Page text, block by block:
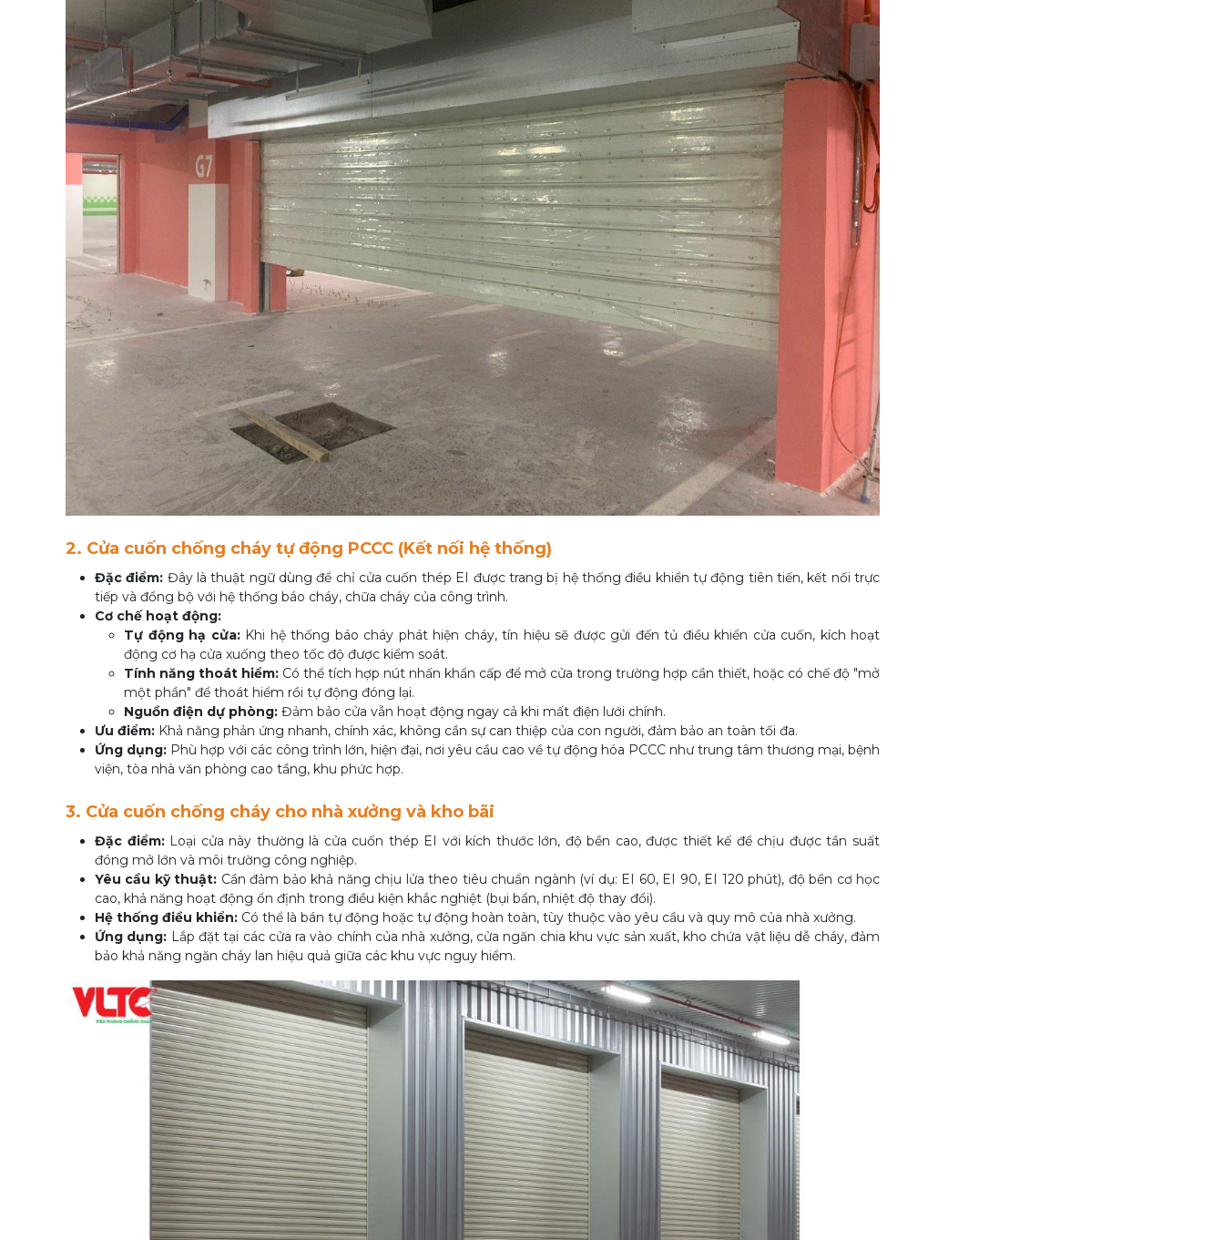
2. Cửa cuốn chống cháy tự động PCCC (Kết nối hệ thống)
Đặc điểm: Đây là thuật ngữ dùng để chỉ cửa cuốn thép EI được trang bị hệ thống điều khiển tự động tiên tiến, kết nối trực
tiếp và đồng bộ với hệ thống báo cháy, chữa cháy của công trình.
Cơ chế hoạt động:
Tự động hạ cửa:Khi hệ thống báo cháy phát hiện cháy, tín hiệu sẽ được gửi đến tủ điều khiển cửa cuốn, kích hoạt
động cơ hạ cửa xuống theo tốc độ được kiểm soát.
Tính năng thoát hiểm: Có thể tích hợp nút nhấn khẩn cấp để mở cửa trong trường hợp cần thiết, hoặc có chế độ "mở
một phần" để thoát hiểm rồi tự động đóng lại.
Nguồn điện dự phòng: Đảm bảo cửa vẫn hoạt động ngay cả khi mất điện lưới chính.
Ưu điểm: Khả năng phản ứng nhanh, chính xác, không cần sự can thiệp của con người, đảm bảo an toàn tối đa.
Ứng dụng: Phù hợp với các công trình lớn, hiện đại, nơi yêu cầu cao về tự động hóa PCCC như trung tâm thương mại, bệnh
viện, tòa nhà văn phòng cao tầng, khu phức hợp.
3. Cửa cuốn chống cháy cho nhà xưởng và kho bãi
Đặc điểm:Loại cửa này thường là cửa cuốn thép EI với kích thước lớn, độ bền cao, được thiết kế để chịu được tần suất
đóng mở lớn và môi trường công nghiệp.
Yêu cầu kỹ thuật: Cần đảm bảo khả năng chịu lửa theo tiêu chuẩn ngành (ví dụ: EI 60, EI 90, EI 120 phút), độ bền cơ học
cao, khả năng hoạt động ổn định trong điều kiện khắc nghiệt (bụi bẩn, nhiệt độ thay đổi).
Hệ thống điều khiển: Có thể là bán tự động hoặc tự động hoàn toàn, tùy thuộc vào yêu cầu và quy mô của nhà xưởng.
Ứng dụng: Lắp đặt tại các cửa ra vào chính của nhà xưởng, cửa ngăn chia khu vực sản xuất, kho chứa vật liệu dễ cháy, đảm
bảo khả năng ngăn cháy lan hiệu quả giữa các khu vực nguy hiểm.